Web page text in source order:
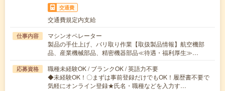
交通費
交通費規定内支給
仕事内容
マシンオペレーター
製品の手仕上げ、バリ取り作業【取扱製品情報】航空機部
品、産業機械部品、精密機器部品≪待遇・福利厚生≫…
応募資格
職種未経験OK / ブランクOK / 英語力不要
◆未経験OK！〇まずは事前登録だけでもOK！履歴書不要で
気軽にオンライン登録★氏名・職種などを入力す…